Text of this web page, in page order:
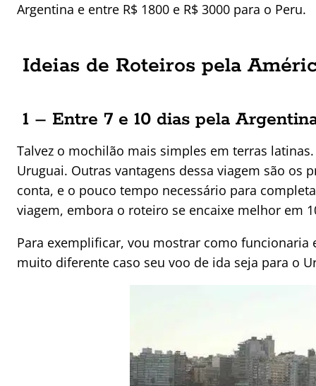
Argentina e entre R$ 1800 e R$ 3000 para o Peru.
Ideias de Roteiros pela
1 – Entre 7 e 10 dias pela
Talvez o mochilão mais simples em terras
Uruguai. Outras vantagens dessa viagem são os
conta, e o pouco tempo necessário para
viagem, embora o roteiro se encaixe melhor em
Para exemplificar, vou mostrar como funcionaria
muito diferente caso seu voo de ida seja para o